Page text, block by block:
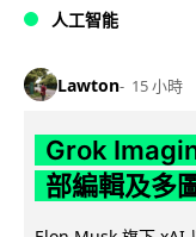
人工智能
Lawton 15 小時
Grok
部編輯及多